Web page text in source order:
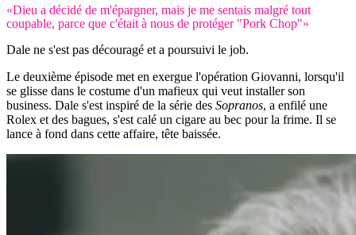
«Dieu a décidé de m'épargner, mais je me sentais malgré tout
coupable, parce que c'était à nous de protéger "Pork Chop"»
Dale ne s'est pas découragé et a poursuivi le job.
Le deuxième épisode met en exergue l'opération Giovanni, lorsqu'il
se glisse dans le costume d'un mafieux qui veut installer son
business. Dale s'est inspiré de la série des Sopranos, a enfilé une
Rolex et des bagues, s'est calé un cigare au bec pour la frime. Il se
lance à fond dans cette affaire, tête baissée.